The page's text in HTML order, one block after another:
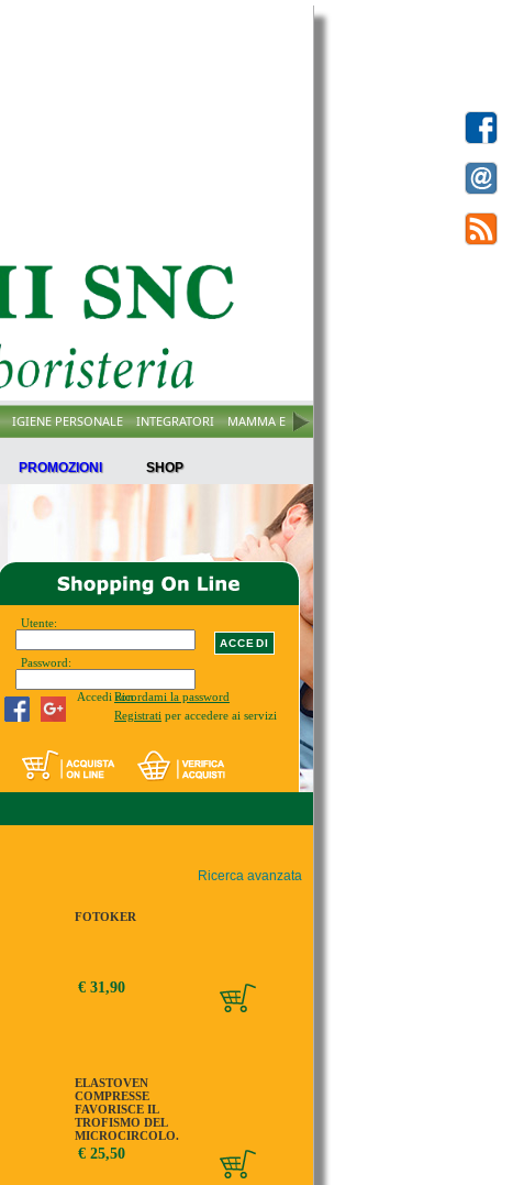
IGIENE PERSONALE INTEGRATORI MAMMA E BIMBO
PROMOZIONI SHOP
Utente:
Password:
Accedi conRicordami la password
Registrati per accedere ai servizi
Ricerca avanzata
FOTOKER
€ 31,90
ELASTOVEN
COMPRESSE
FAVORISCE IL
TROFISMO DEL
MICROCIRCOLO.
MODALIT D'USO: SI
CONSIGLIA
€ 25,50